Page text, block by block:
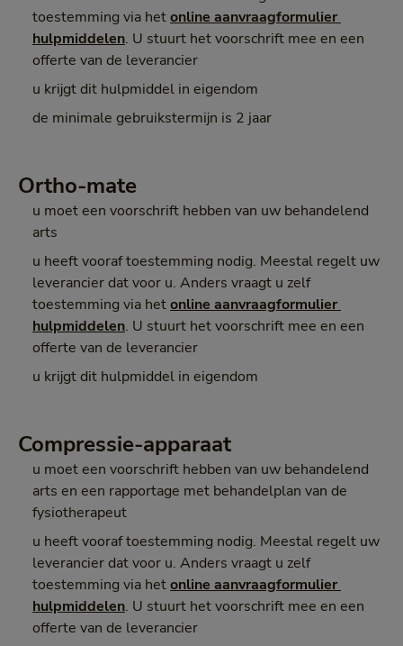
toestemming via hetonline aanvraagformulier
hulpmiddelen. U stuurt het voorschrift mee en een
offerte van de leverancier
u krijgt dit hulpmiddel in eigendom
de minimale gebruikstermijn is 2 jaar
Ortho-mate
u moet een voorschrift hebben van uw behandelend
arts
u heeft vooraf toestemming nodig. Meestal regelt uw
leverancier dat voor u. Anders vraagt u zelf
toestemming via hetonline aanvraagformulier
hulpmiddelen. U stuurt het voorschrift mee en een
offerte van de leverancier
u krijgt dit hulpmiddel in eigendom
Compressie-apparaat
u moet een voorschrift hebben van uw behandelend
arts en een rapportage met behandelplan van de
fysiotherapeut
u heeft vooraf toestemming nodig. Meestal regelt uw
leverancier dat voor u. Anders vraagt u zelf
toestemming via hetonline aanvraagformulier
hulpmiddelen. U stuurt het voorschrift mee en een
offerte van de leverancier